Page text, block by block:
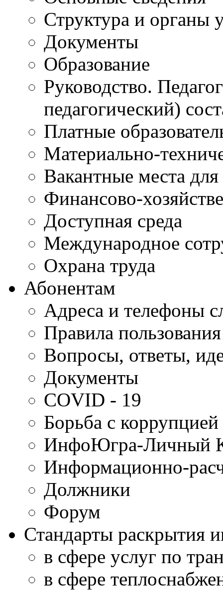
Структура и органы
Документы
Образование
Руководство.
педагогический)
Платные
Материально-
Вакантные места
Финансово-
Доступная среда
Международное
Охрана труда
Абонентам
Адреса и телефоны
Правила
Вопросы, ответы,
Документы
COVID - 19
Борьба с
ИнфоЮгра-Личный
Информационно-
Должники
Форум
Стандарты раскрытия
в сфере услуг по
в сфере